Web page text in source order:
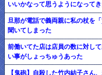
いいかなって思うようになって
旦那が電話で義両親に私の杖を
聞いてしまった
前働いてた店は店員の数に対し
い事がしょっちゅうあった
【鬼砲】自殺した竹内結子さん